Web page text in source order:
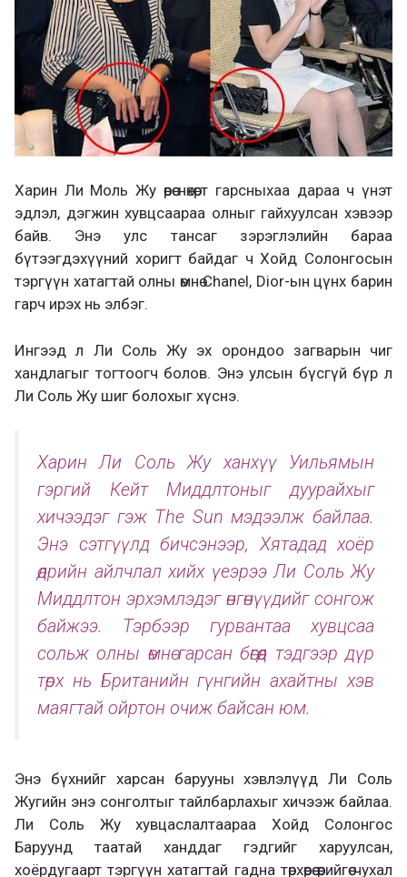
Харин Ли Моль Жу өөрөө нөхөрт гарсныхаа дараа ч үнэт
эдлэл, дэгжин хувцсаараа олныг гайхуулсан хэвээр
байв. Энэ улс тансаг зэрэглэлийн бараа
бүтээгдэхүүний хоригт байдаг ч Хойд Солонгосын
тэргүүн хатагтай олны өмнө Chanel, Dior-ын цүнх барин
гарч ирэх нь элбэг.
Ингээд л Ли Соль Жу эх орондоо загварын чиг
хандлагыг тогтоогч болов. Энэ улсын бүсгүй бүр л
Ли Соль Жу шиг болохыг хүснэ.
Харин Ли Соль Жу ханхүү Уильямын
гэргий Кейт Миддлтоныг дуурайхыг
хичээдэг гэж The Sun мэдээлж байлаа.
Энэ сэтгүүлд бичсэнээр, Хятадад хоёр
өдрийн айлчлал хийх үеэрээ Ли Соль Жу
Миддлтон эрхэмлэдэг өнгөнүүдийг сонгож
байжээ. Тэрбээр гурвантаа хувцсаа
сольж олны өмнө гарсан бөгөөд тэдгээр дүр
төрх нь Британийн гүнгийн ахайтны хэв
маягтай ойртон очиж байсан юм.
Энэ бүхнийг харсан барууны хэвлэлүүд Ли Соль
Жугийн энэ сонголтыг тайлбарлахыг хичээж байлаа.
Ли Соль Жу хувцаслалтаараа Хойд Солонгос
Баруунд таатай ханддаг гэдгийг харуулсан,
хоёрдугаарт тэргүүн хатагтай гадна төрхөөрөө өөрийгөө чухал